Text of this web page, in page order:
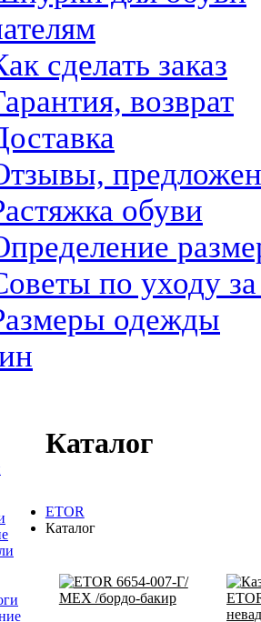
сделать заказ
возврат
обуви
по уходу
одежды
Каталог
ETOR
Каталог